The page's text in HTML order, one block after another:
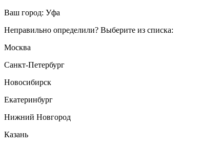
Ваш город: Уфа
Неправильно определили? Выберите из списка:
Москва
Санкт-Петербург
Новосибирск
Екатеринбург
Нижний Новгород
Казань